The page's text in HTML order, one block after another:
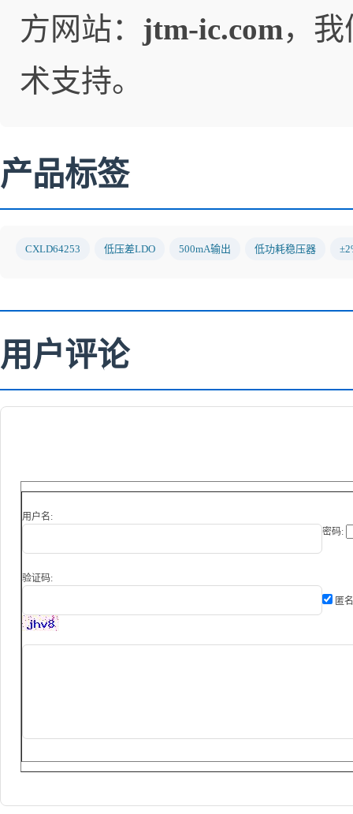
方网站： jtm-ic.com，
术支持。
产品标签
CXLD64253 低压差LDO 500mA输出 低功耗稳压器
用户评论
用户名:
密码:
验证码:
匿